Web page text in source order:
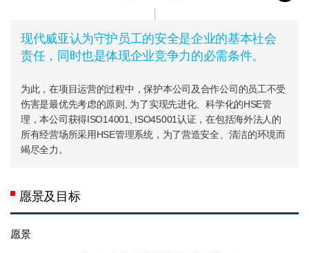
现代威亚认为守护员工的安全是企业的基本社会
责任，同时也是体现企业竞争力的必需条件。
为此，在项目运营的过程中，保护本公司及合作公司的员工不受
伤害是最优先考虑的原则, 为了实现先进化、科学化的HSE管
理，本公司获得ISO14001, ISO45001认证，在包括海外法人的
所有经营场所采用HSE管理系统，为了营造安全、清洁的环境而
竭尽全力。
愿景及目标
愿景